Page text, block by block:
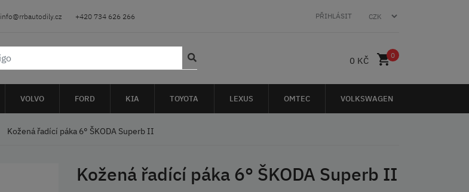
info@rrbautodily.cz +420 734 626 266 PŘIHLÁSIT
0 KČ 0
VOLVO FORD KIA TOYOTA LEXUS OMTEC VOLKSWAGEN
Kožená řadící páka 6° ŠKODA Superb II
Kožená řadící páka 6° ŠKODA Superb II